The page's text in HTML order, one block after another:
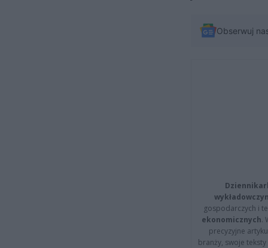
Obserwuj
gospodarczych i
ekonomicznych.
precyzyjne
branży, swoje